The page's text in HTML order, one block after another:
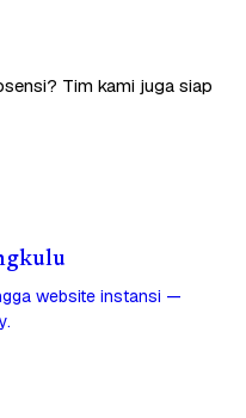
Tim kami juga siap
website instansi —